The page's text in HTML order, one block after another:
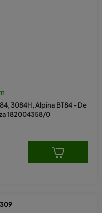
3084H, Alpina BT84 - De
182004358/0